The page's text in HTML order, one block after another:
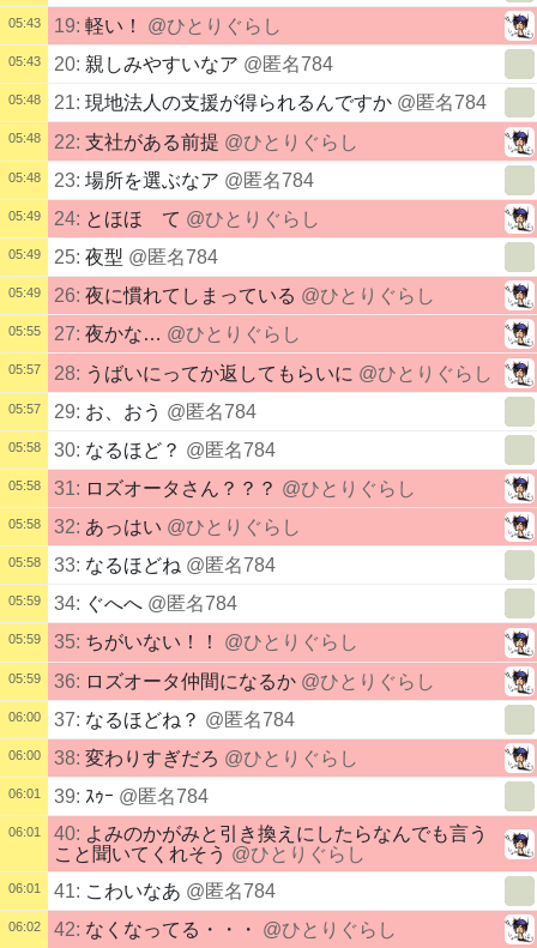
05:43 19: 軽い！ @ひとりぐらし
05:43 20: 親しみやすいなア @匿名784
05:48 21: 現地法人の支援が得られるんですか @匿名784
05:48 22: 支社がある前提 @ひとりぐらし
05:48 23: 場所を選ぶなア @匿名784
05:49 24: とほほ て @ひとりぐらし
05:49 25: 夜型 @匿名784
05:49 26: 夜に慣れてしまっている @ひとりぐらし
05:55 27: 夜かな… @ひとりぐらし
05:57 28: うばいにってか返してもらいに @ひとりぐらし
05:57 29: お、おう @匿名784
05:58 30: なるほど？ @匿名784
05:58 31: ロズオータさん？？？ @ひとりぐらし
05:58 32: あっはい @ひとりぐらし
05:58 33: なるほどね @匿名784
05:59 34: ぐへへ @匿名784
05:59 35: ちがいない！！ @ひとりぐらし
05:59 36: ロズオータ仲間になるか @ひとりぐらし
06:00 37: なるほどね？ @匿名784
06:00 38: 変わりすぎだろ @ひとりぐらし
06:01 39: ｽｩｰ @匿名784
06:01 40: よみのかがみと引き換えにしたらなんでも言う
こと聞いてくれそう @ひとりぐらし
06:01 41: こわいなあ @匿名784
06:02 42: なくなってる・・・ @ひとりぐらし